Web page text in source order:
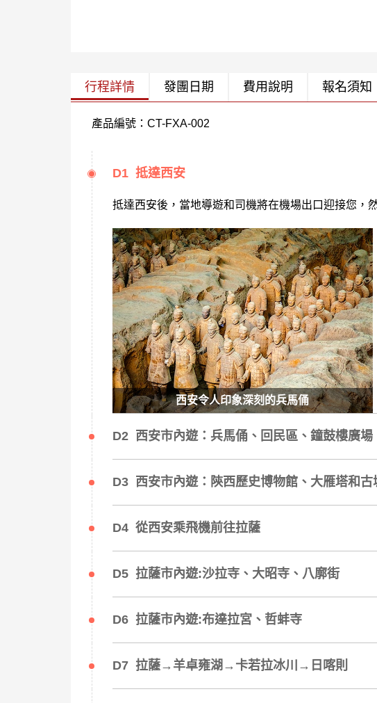
行程詳情 發團日期 費用說明 報名須知
產品編號：CT-FXA-002
D1 抵達西安
抵達西安後，當地導遊和司機將在機場出口迎接您，
西安令人印象深刻的兵馬俑
D2 西安市內遊：兵馬俑、回民區、鐘鼓樓廣場
D3 西安市內遊：陝西歷史博物館、大雁塔和古
D4 從西安乘飛機前往拉薩
D5 拉薩市內遊:沙拉寺、大昭寺、八廓街
D6 拉薩市內遊:布達拉宮、哲蚌寺
D7 拉薩→羊卓雍湖→卡若拉冰川→日喀則